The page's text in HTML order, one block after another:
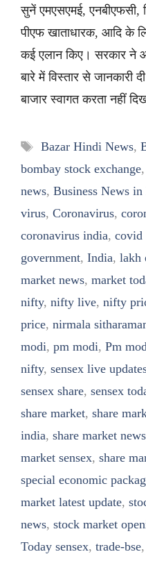
सुनें एमएसएमई, एनबीएफसी,
पीएफ खाताधारक, आदि के
कई एलान किए। सरकार
बारे में विस्तार से
बाजार स्वागत करता नहीं
Tags
Bazar Hindi News,
bombay stock exchange,
news, Business News
virus, Coronavirus,
coronavirus india, covid
government, India, lakh
market news, market
nifty, nifty live, nifty
price, nirmala
modi, pm modi, Pm
nifty, sensex live
sensex share, sensex
share market, share
india, share market news
market sensex, share
special economic
market latest update,
news, stock market
Today sensex, trade-bse